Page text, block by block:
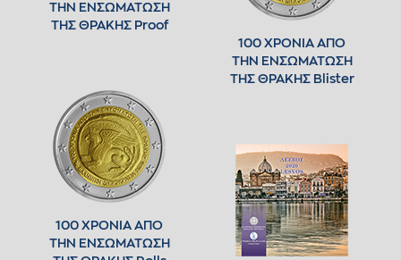
ΤΗΝ ΕΝΣΩΜΑΤΩΣΗ
ΤΗΣ ΘΡΑΚΗΣ Proof
100 ΧΡΟΝΙΑ ΑΠΟ
ΤΗΝ ΕΝΣΩΜΑΤΩΣΗ
ΤΗΣ ΘΡΑΚΗΣ Blister
100 ΧΡΟΝΙΑ ΑΠΟ
ΤΗΝ ΕΝΣΩΜΑΤΩΣΗ